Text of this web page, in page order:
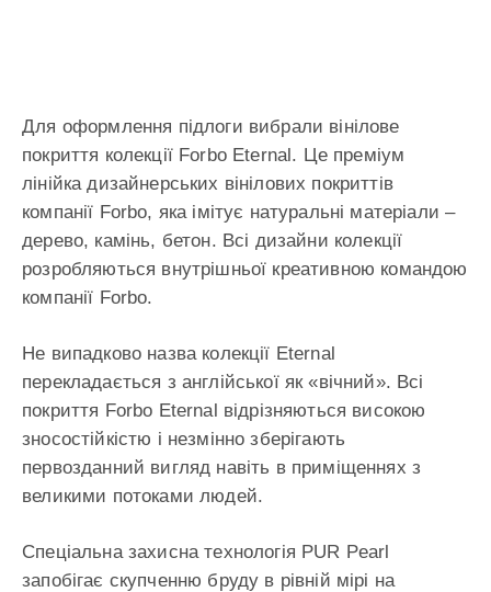
Для оформлення підлоги вибрали вінілове
покриття колекції Forbo Eternal. Це преміум
лінійка дизайнерських вінілових покриттів
компанії Forbo, яка імітує натуральні матеріали –
дерево, камінь, бетон. Всі дизайни колекції
розробляються внутрішньої креативною командою
компанії Forbo.
Не випадково назва колекції Eternal
перекладається з англійської як «вічний». Всі
покриття Forbo Eternal відрізняються високою
зносостійкістю і незмінно зберігають
первозданний вигляд навіть в приміщеннях з
великими потоками людей.
Спеціальна захисна технологія PUR Pearl
запобігає скупченню бруду в рівній мірі на